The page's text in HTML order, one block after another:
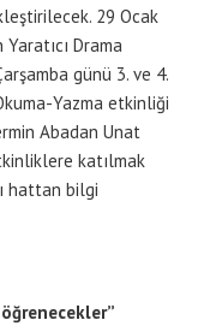
29 Ocak
Drama
günü 3. ve 4.
Yazma etkinliği
Abadan Unat
katılmak
hattan bilgi